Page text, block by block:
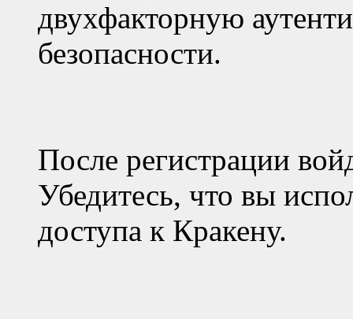
двухфакторную
безопасности.
После регистрации
Убедитесь, что вы
доступа к Кракену.